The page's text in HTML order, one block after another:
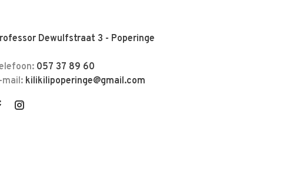
Dewulfstraat 3 - Poperinge
057 37 89 60
mail: kilikilipoperinge@gmail.com